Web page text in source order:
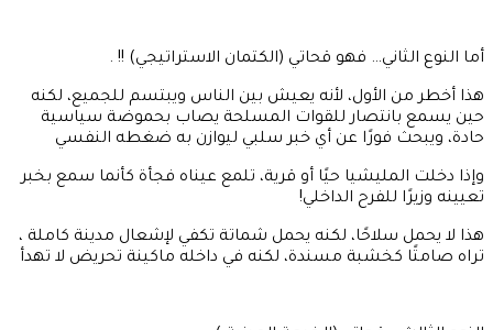
أما النوع الثاني… فهو قحاتي (الكتمان الاستراتيجي) !! .
هذا أخطر من الأول، لأنه يعيش بين الناس ويبتسم للجميع، لكنه
حين يسمع بانتصار للقوات المسلحة يصاب بحموضة سياسية
حادة، ويبحث فورًا عن أي خبر سلبي ليوازن به ضغطه النفسي
وإذا دخلت المليشيا حيًا أو قرية، تلمع عيناه فجأة كأنما سمع بخبر
تعيينه وزيرًا للفرح الداخلي!
هذا لا يحمل سلاحًا، لكنه يحمل شماتة تكفي لإشعال مدينة كاملة ،
تراه صامتًا كخشبة مسندة، لكنه في داخله ماكينة تحريض لا تهدأ